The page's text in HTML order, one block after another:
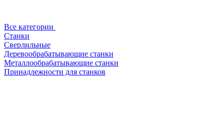
Все категории
Станки
Сверлильные
Деревообрабатывающие станки
Металлообрабатывающие станки
Принадлежности для станков